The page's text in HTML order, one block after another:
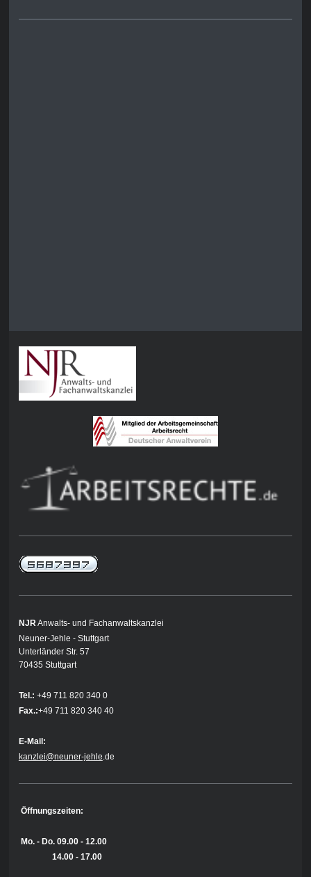
NJR Anwalts- und Fachanwaltskanzlei
Neuner-Jehle - Stuttgart
Unterländer Str. 57
70435 Stuttgart
Tel.: +49 711 820 340 0
Fax.:+49 711 820 340 40
E-Mail:
kanzlei@neuner-jehle .de
Öffnungszeiten:
Mo. - Do. 09.00 - 12.00
14.00 - 17.00